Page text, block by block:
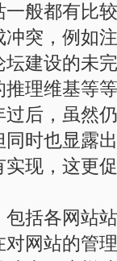
都有比较
突，例如
建设的未
理维基等
后，虽然
同时也显露
现，这更
各网站站
对网站的管